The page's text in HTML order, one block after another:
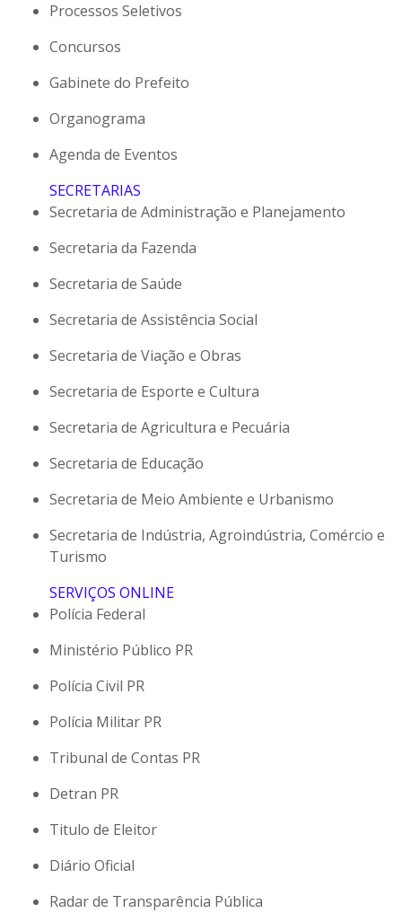
Processos Seletivos
Concursos
Gabinete do Prefeito
Organograma
Agenda de Eventos
SECRETARIAS
Secretaria de Administração e Planejamento
Secretaria da Fazenda
Secretaria de Saúde
Secretaria de Assistência Social
Secretaria de Viação e Obras
Secretaria de Esporte e Cultura
Secretaria de Agricultura e Pecuária
Secretaria de Educação
Secretaria de Meio Ambiente e Urbanismo
Secretaria de Indústria, Agroindústria, Comércio e
Turismo
SERVIÇOS ONLINE
Polícia Federal
Ministério Público PR
Polícia Civil PR
Polícia Militar PR
Tribunal de Contas PR
Detran PR
Titulo de Eleitor
Diário Oficial
Radar de Transparência Pública